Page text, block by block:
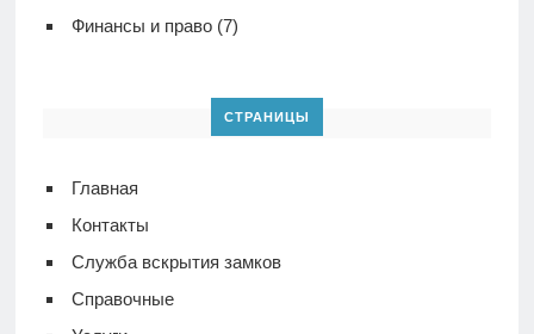
Финансы и право(7)
СТРАНИЦЫ
Главная
Контакты
Служба вскрытия замков
Справочные